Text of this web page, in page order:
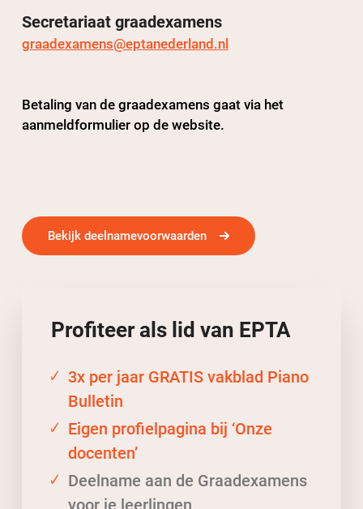
Secretariaat graadexamens
graadexamens@eptanederland.nl
Betaling van de graadexamens gaat via het
aanmeldformulier op de website.
Bekijk deelnamevoorwaarden
Profiteer als lid van EPTA
3x per jaar GRATIS vakblad Piano
Bulletin
Eigen profielpagina bij ‘Onze
docenten’
Deelname aan de Graadexamens
voor je leerlingen